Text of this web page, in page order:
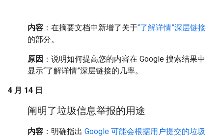
内容 ：在摘要文档中新增了关于“了解详情”深层链接
的部分。
原因 ：说明如何提高您的内容在 Google 搜索结果中
显示“了解详情”深层链接的几率。
4 月 14 日
阐明了垃圾信息举报的用途
内容 ：明确指出 Google 可能会根据用户提交的垃圾